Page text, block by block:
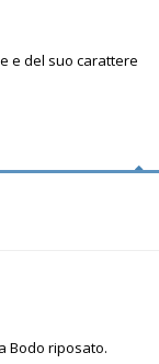
e del suo carattere
Bodo riposato.